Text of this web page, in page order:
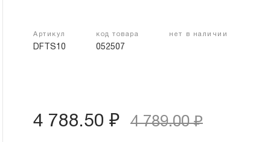
Артикул
DFTS10
код товара
052507
нет в наличии
4 788.50 ₽ 4 789.00 ₽